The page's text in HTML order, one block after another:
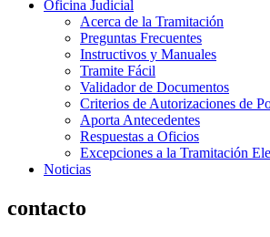
Oficina Judicial
Acerca de la Tramitación
Preguntas Frecuentes
Instructivos y Manuales
Tramite Fácil
Validador de Documentos
Criterios de Autorizaciones de
Aporta Antecedentes
Respuestas a Oficios
Excepciones a la Tramitación
Noticias
contacto